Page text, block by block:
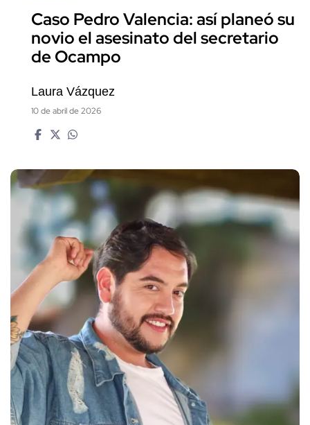
Caso Pedro Valencia: así planeó su
novio el asesinato del secretario
de Ocampo
Laura Vázquez
10 de abril de 2026